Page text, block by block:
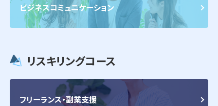
ビジネスコミュニケーション
リスキリングコース
フリーランス・副業支援